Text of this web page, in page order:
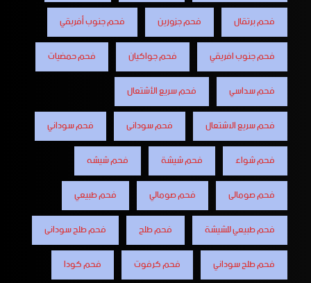
فحم برتقال
فحم جزورين
فحم جنوب أفريقي
فحم جنوب افريقي
فحم جواكيان
فحم حمضيات
فحم سداسي
فحم سريع الأشتعال
فحم سريع الاشتعال
فحم سودانى
فحم سوداني
فحم شواء
فحم شيشة
فحم شيشه
فحم صومالى
فحم صومالي
فحم طبيعي
فحم طبيعي للشيشة
فحم طلح
فحم طلح سودانى
فحم طلح سوداني
فحم كرفوت
فحم كودا